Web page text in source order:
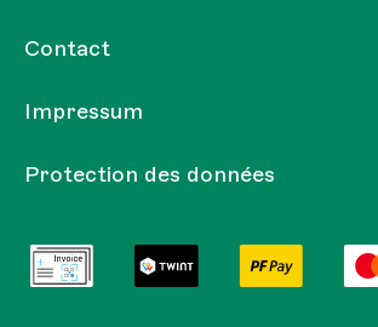
Contact
Impressum
Protection des données